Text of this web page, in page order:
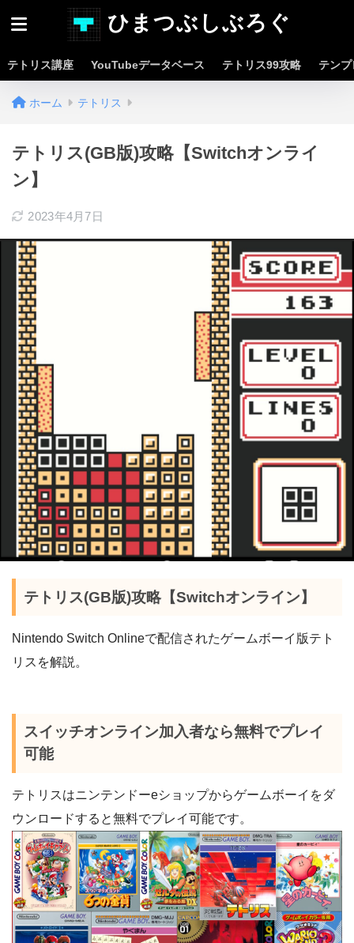
ひまつぶしぶろぐ
テトリス講座 YouTubeデータベース テトリス99攻略 テン
ホーム テトリス
テトリス(GB版)攻略【Switchオンライ
ン】
2023年4月7日
テトリス(GB版)攻略【Switchオンライン】
Nintendo Switch Onlineで配信されたゲームボーイ版テト
リスを解説。
スイッチオンライン加入者なら無料でプレイ
可能
テトリスはニンテンドーeショップからゲームボーイをダ
ウンロードすると無料でプレイ可能です。